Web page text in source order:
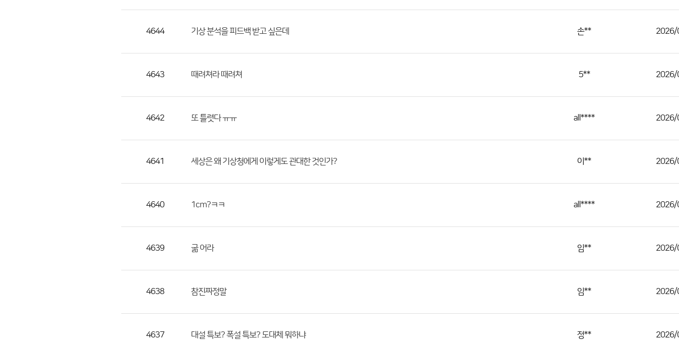
다.
4644 기상 분석을 피드백 받고 싶은데 손** 2026/
4643 때려쳐라 때려쳐 5** 2026/
4642 또 틀렷다 ㅠㅠ all**** 2026/
4641 세상은 왜 기상청에게 이렇게도 관대한 것인가? 이** 2026/
4640 1cm?ㅋㅋ all**** 2026/
4639 굶 어라 임** 2026/
4638 참진짜정말 임** 2026/
4637 대설 특보? 폭설 특보? 도대체 뭐하냐 정** 2026/